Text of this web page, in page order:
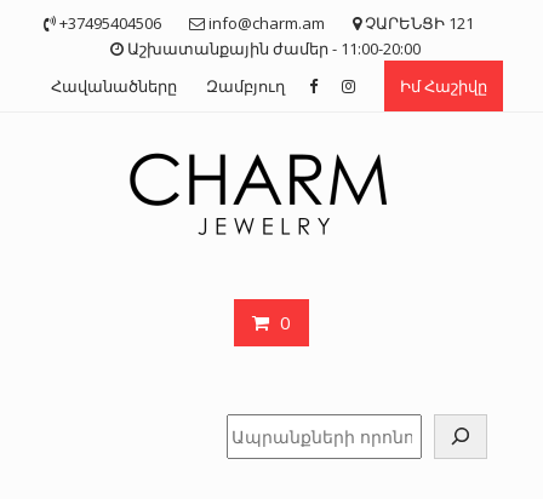
+37495404506 info@charm.am
ՉԱՐԵՆՑԻ 121
Աշխատանքային ժամեր - 11:00-20:00
Հավանածները
Զամբյուղ Իմ Հաշիվը
0
Որոնել